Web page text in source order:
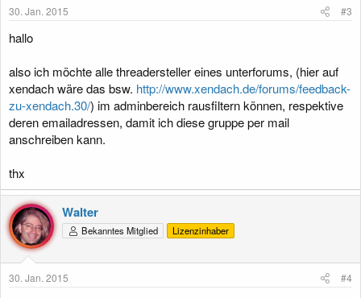
30. Jan. 2015 #3
hallo
also ich möchte alle threadersteller eines unterforums, (hier auf
xendach wäre das bsw. http://www.xendach.de/forums/feedback-
zu-xendach.30/) im adminbereich rausfiltern können, respektive
deren emailadressen, damit ich diese gruppe per mail
anschreiben kann.
thx
Walter
Bekanntes Mitglied Lizenzinhaber
30. Jan. 2015 #4